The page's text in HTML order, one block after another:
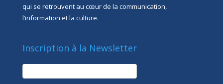
qui se retrouvent au cœur de la communication,
l’information et la culture.
Inscription à la Newsletter
newsletter